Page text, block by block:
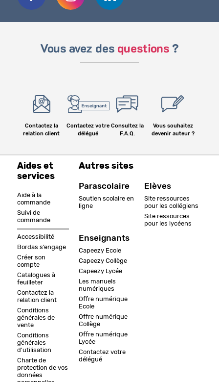
Vous avez des questions ?
Contactez la
relation client
Contactez votre
délégué
Consultez la
F.A.Q.
Vous souhaitez
devenir auteur ?
Aides et
services
Aide à la
commande
Suivi de
commande
Accessibilité
Bordas s’engage
Créer son
compte
Catalogues à
feuilleter
Contactez la
relation client
Conditions
générales de
vente
Conditions
générales
d'utilisation
Charte de
protection de vos
données
Autres sites
Parascolaire
Soutien scolaire en
ligne
Enseignants
Capeezy Ecole
Capeezy Collège
Capeezy Lycée
Les manuels
numériques
Offre numérique
Ecole
Offre numérique
Collège
Offre numérique
Lycée
Contactez votre
délégué
Elèves
Site ressources
pour les collégiens
Site ressources
pour les lycéens